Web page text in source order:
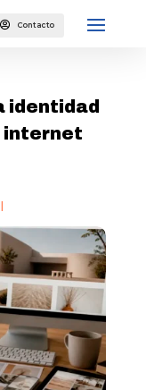
 Contacto
identidad
internet